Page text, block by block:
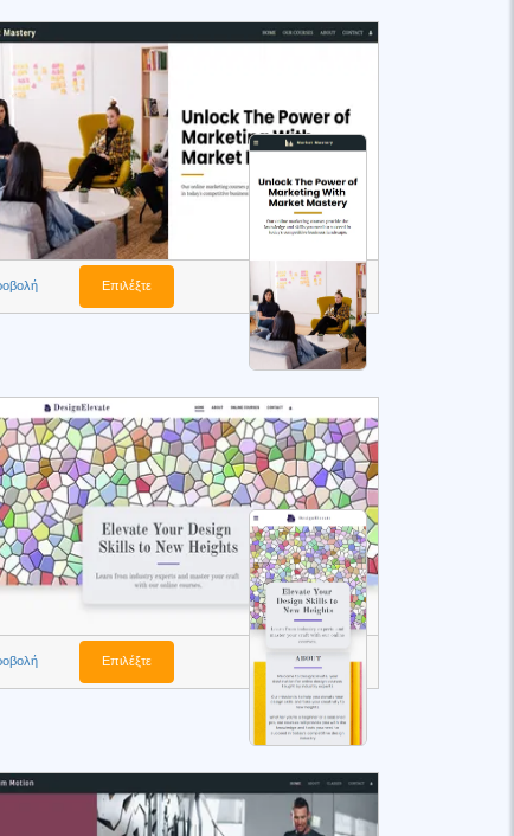
Επιλέξτε
Επιλέξτε